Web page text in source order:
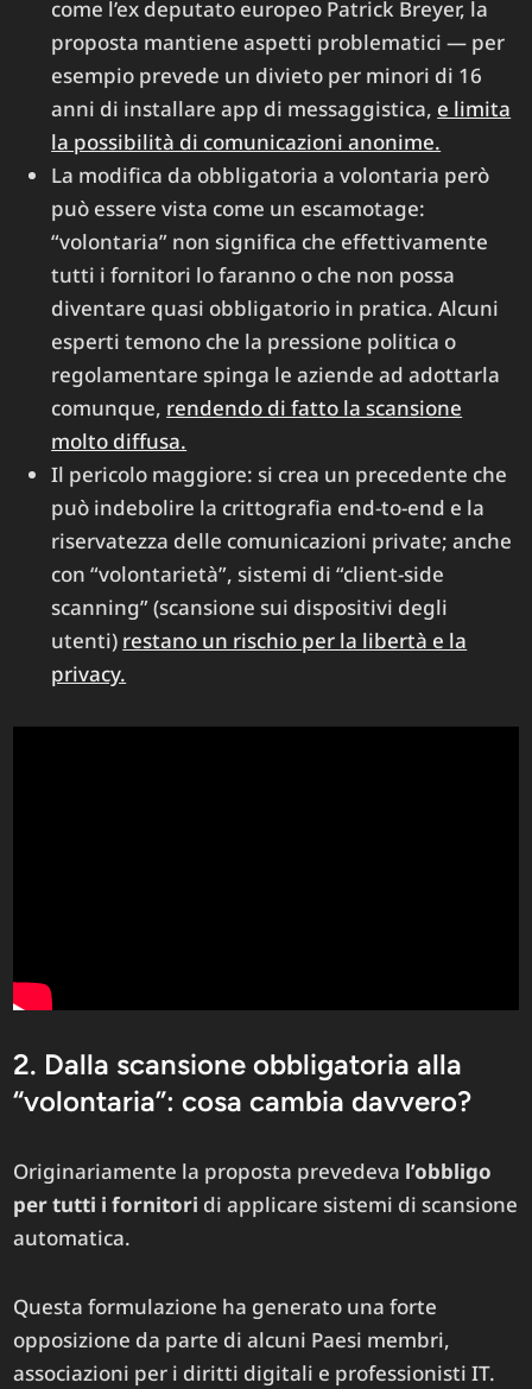
come l’ex deputato europeo Patrick Breyer, la
proposta mantiene aspetti problematici — per
esempio prevede un divieto per minori di 16
anni di installare app di messaggistica, e limita
la possibilità di comunicazioni anonime.
La modifica da obbligatoria a volontaria però
può essere vista come un escamotage:
“volontaria” non significa che effettivamente
tutti i fornitori lo faranno o che non possa
diventare quasi obbligatorio in pratica. Alcuni
esperti temono che la pressione politica o
regolamentare spinga le aziende ad adottarla
comunque, rendendo di fatto la scansione
molto diffusa.
Il pericolo maggiore: si crea un precedente che
può indebolire la crittografia end-to-end e la
riservatezza delle comunicazioni private; anche
con “volontarietà”, sistemi di “client-side
scanning” (scansione sui dispositivi degli
utenti) restano un rischio per la libertà e la
privacy.
2. Dalla scansione obbligatoria alla
“volontaria”: cosa cambia davvero?
Originariamente la proposta prevedeva l’obbligo
per tutti i fornitori di applicare sistemi di scansione
automatica.
Questa formulazione ha generato una forte
opposizione da parte di alcuni Paesi membri,
associazioni per i diritti digitali e professionisti IT.